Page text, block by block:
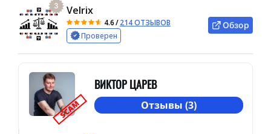
3 Velrix
4.6/214 ОТЗЫВОВ
Проверен
Обзор
SCAM
ВИКТОР ЦАРЕВ
Отзывы (3)